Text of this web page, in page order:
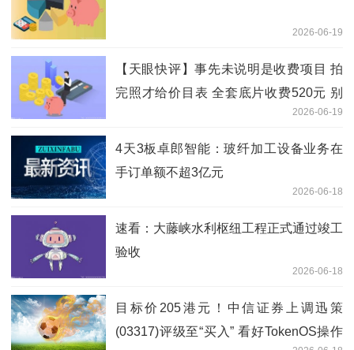
2026-06-19
【天眼快评】事先未说明是收费项目 拍
完照才给价目表 全套底片收费520元 别
让幼儿园“毕业照”变了味！ 当前关注2026-06-19
4天3板卓郎智能：玻纤加工设备业务在
手订单额不超3亿元
2026-06-18
速看：大藤峡水利枢纽工程正式通过竣工
验收
2026-06-18
目标价205港元！中信证券上调迅策
(03317)评级至“买入” 看好TokenOS操作